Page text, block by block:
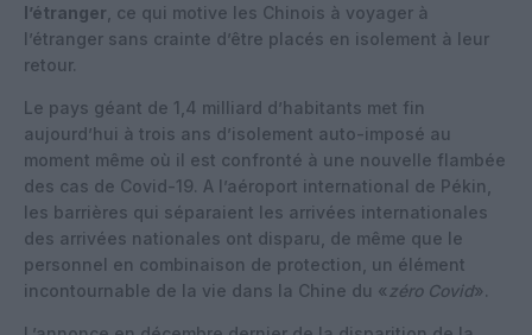
l’étranger , ce qui motive les Chinois à voyager à
l’étranger sans crainte d’être placés en isolement à leur
retour.
Le pays géant de 1,4 milliard d’habitants met fin
aujourd’hui à trois ans d’isolement auto-imposé au
moment même où il est confronté à une nouvelle flambée
des cas de Covid-19. A l’aéroport international de Pékin,
les barrières qui séparaient les arrivées internationales
des arrivées nationales ont disparu, de même que le
personnel en combinaison de protection, un élément
incontournable de la vie dans la Chine du « zéro Covid».